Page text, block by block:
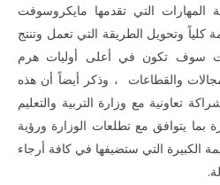
التي تقدمها مايكروسوفت
وتحويل الطريقة التي تعمل وتنتج
سوف تكون في أعلى أوليات هرم
والقطاعات ، وذكر أيضاً أن هذه
تعاونية مع وزارة التربية والتعليم
بما يتوافق مع تطلعات الوزارة ورؤية
الكبيرة التي ستضيفها في كافة أرجاء